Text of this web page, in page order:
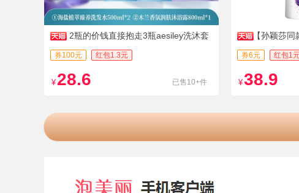
2瓶的价钱直接抱走3瓶aesiley洗沐套
装券100元 红包1.3元
¥ 28.6 已售10+件
【孙颖莎同
庭装大容量持久
券6元 红包1
¥38.9